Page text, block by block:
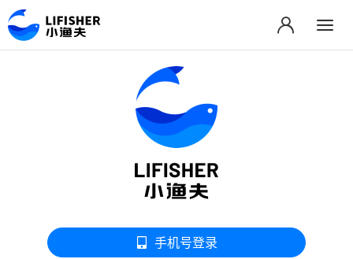
手机号登录